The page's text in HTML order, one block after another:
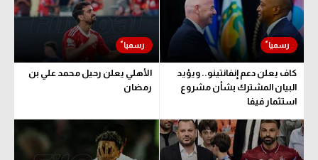
كاف يعلن دعم إنفانتينو.. ويؤيد
البيان المشترك بشأن مشروع
استثمار فيفا
الأهلي يعلن رحيل محمد علي بن
رمضان